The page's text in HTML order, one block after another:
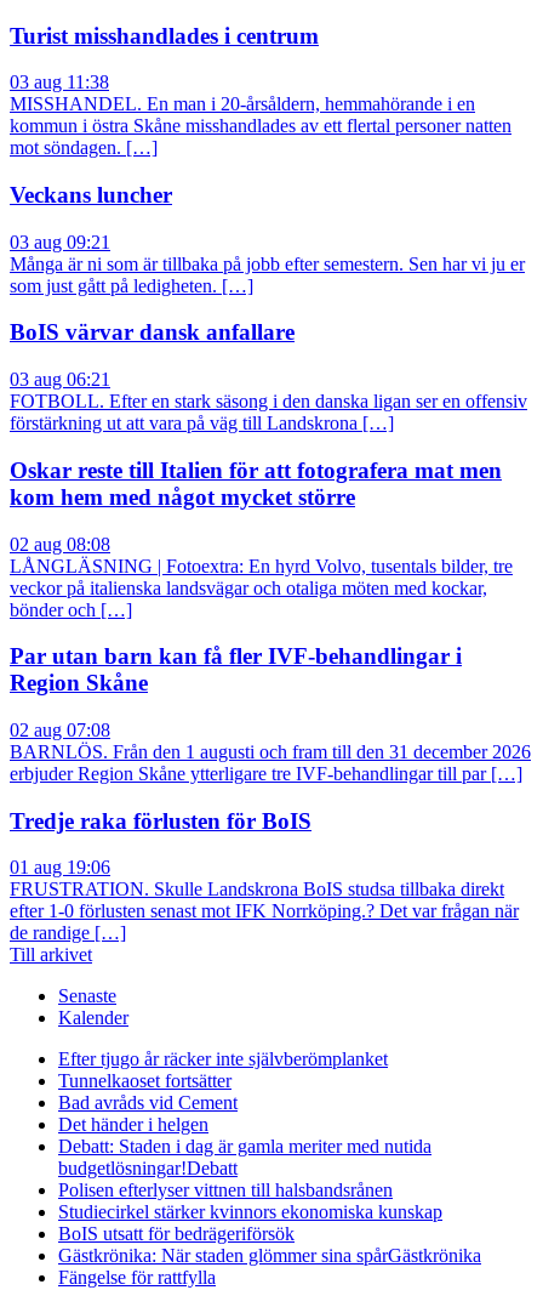
Turist misshandlades i centrum
03 aug 11:38
MISSHANDEL. En man i 20-årsåldern, hemmahörande i en
kommun i östra Skåne misshandlades av ett flertal personer natten
mot söndagen. […]
Veckans luncher
03 aug 09:21
Många är ni som är tillbaka på jobb efter semestern. Sen har vi ju er
som just gått på ledigheten. […]
BoIS värvar dansk anfallare
03 aug 06:21
FOTBOLL. Efter en stark säsong i den danska ligan ser en offensiv
förstärkning ut att vara på väg till Landskrona […]
Oskar reste till Italien för att fotografera mat men
kom hem med något mycket större
02 aug 08:08
LÅNGLÄSNING | Fotoextra: En hyrd Volvo, tusentals bilder, tre
veckor på italienska landsvägar och otaliga möten med kockar,
bönder och […]
Par utan barn kan få fler IVF-behandlingar i
Region Skåne
02 aug 07:08
BARNLÖS. Från den 1 augusti och fram till den 31 december 2026
erbjuder Region Skåne ytterligare tre IVF-behandlingar till par […]
Tredje raka förlusten för BoIS
01 aug 19:06
FRUSTRATION. Skulle Landskrona BoIS studsa tillbaka direkt
efter 1-0 förlusten senast mot IFK Norrköping.? Det var frågan när
de randige […]
Till arkivet
Senaste
Kalender
Efter tjugo år räcker inte självberömplanket
Tunnelkaoset fortsätter
Bad avråds vid Cement
Det händer i helgen
Debatt: Staden i dag är gamla meriter med nutida
budgetlösningar!Debatt
Polisen efterlyser vittnen till halsbandsrånen
Studiecirkel stärker kvinnors ekonomiska kunskap
BoIS utsatt för bedrägeriförsök
Gästkrönika: När staden glömmer sina spårGästkrönika
Fängelse för rattfylla